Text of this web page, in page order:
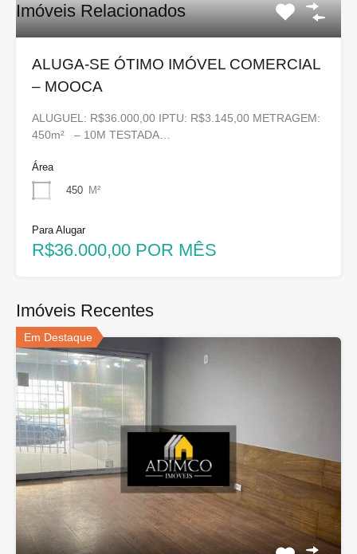
Imóveis Relacionados
ALUGA-SE ÓTIMO IMÓVEL COMERCIAL
– MOOCA
ALUGUEL: R$36.000,00 IPTU: R$3.145,00 METRAGEM:
450m² – 10M TESTADA…
Área
450 M²
Para Alugar
R$36.000,00 POR MÊS
Imóveis Recentes
Em Destaque